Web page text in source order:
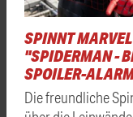
SPINNT
"SPIDERMAN -
SPOILER-
Die freundliche